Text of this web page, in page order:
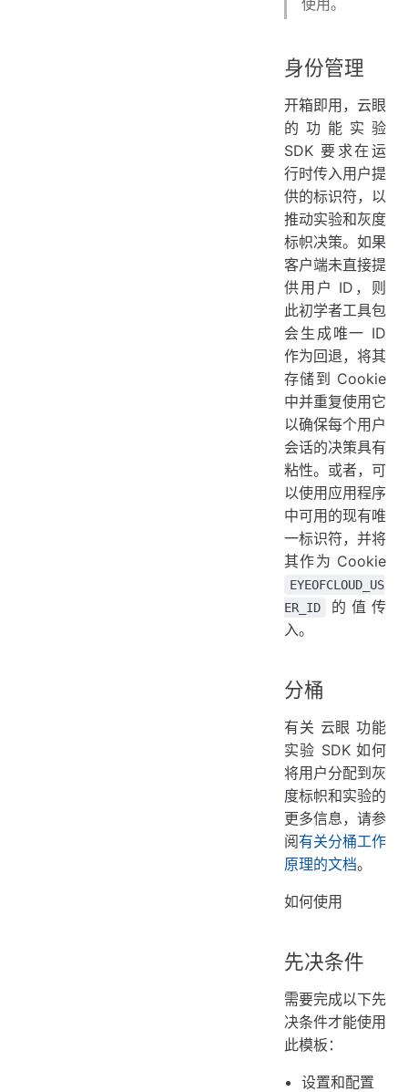
身份管理
开箱即用，云眼
的功能实验
SDK 要求在运
行时传入用户提
供的标识符，以
推动实验和灰度
标帜决策。如果
客户端未直接提
供用户 ID，则
此初学者工具包
会生成唯一 ID
作为回退，将其
存储到 Cookie
中并重复使用它
以确保每个用户
会话的决策具有
粘性。或者，可
以使用应用程序
中可用的现有唯
一标识符，并将
其作为 Cookie
EYEOFCLOUD_US
ER_ID
的值传
入。
分桶
有关 云眼 功能
实验 SDK 如何
将用户分配到灰
度标帜和实验的
更多信息，请参
阅有关分桶工作
原理的文档。
如何使用
先决条件
需要完成以下先
决条件才能使用
此模板：
设置和配置